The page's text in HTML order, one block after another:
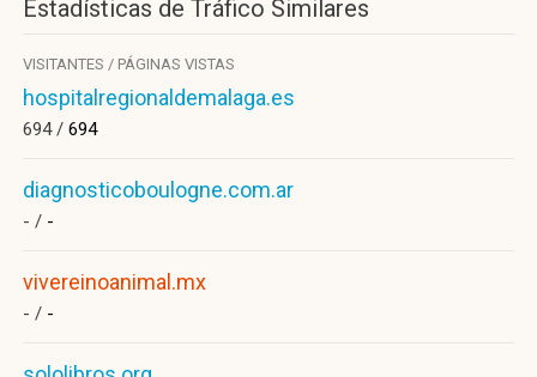
Estadísticas de Tráfico Similares
VISITANTES / PÁGINAS VISTAS
hospitalregionaldemalaga.es
694 / 694
diagnosticoboulogne.com.ar
- / -
vivereinoanimal.mx
- / -